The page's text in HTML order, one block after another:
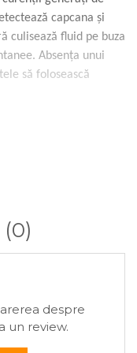
capcana și
culisează fluid pe buza
Absența unui
să folosească
carpodromuri cu
12mm, boabe duble
fund sau boilies-uri
(0)
despre
un review.